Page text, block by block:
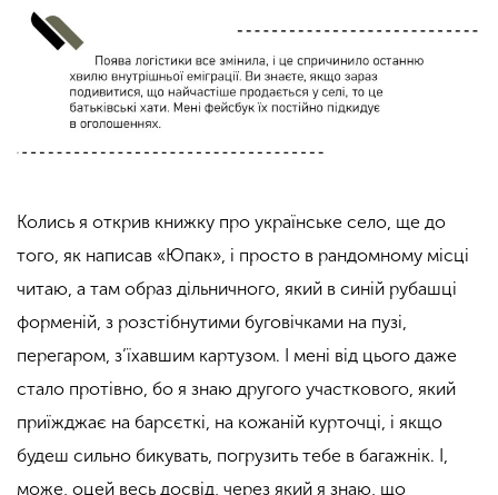
Колись я открив книжку про українське село, ще до
того, як написав «Юпак» , і просто в рандомному місці
читаю, а там образ дільничного, який в синій рубашці
форменій, з розстібнутими буговічками на пузі,
перегаром, з’їхавшим картузом. І мені від цього даже
стало протівно, бо я знаю другого участкового, який
приїжджає на барсєткі, на кожаній курточці, і якщо
будеш сильно бикувать, погрузить тебе в багажнік. І,
може, оцей весь досвід, через який я знаю, що